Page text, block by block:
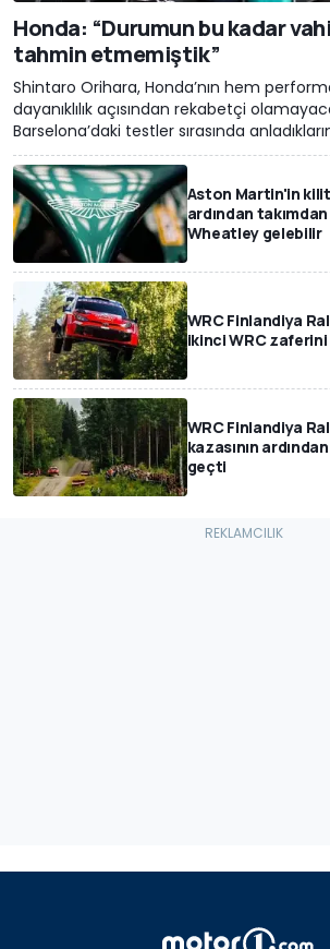
Honda: “Durumun bu kadar
tahmin etmemiştik”
Shintaro Orihara, Honda’nın hem
dayanıklılık açısından rekabetçi
Barselona’daki testler sırasında
Aston Martin'in kilit
ardından
Wheatley gelebilir
WRC Finlandiya
ikinci WRC zaferini
WRC Finlandiya
kazasının
geçti